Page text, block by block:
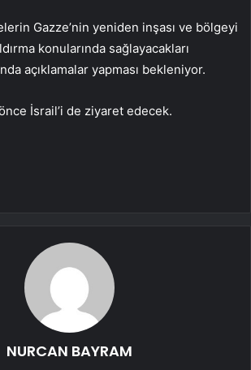
Gazze’nin yeniden inşası ve bölgeyi
konularında sağlayacakları
açıklamalar yapması bekleniyor.
önce İsrail’i de ziyaret edecek.
NURCAN BAYRAM